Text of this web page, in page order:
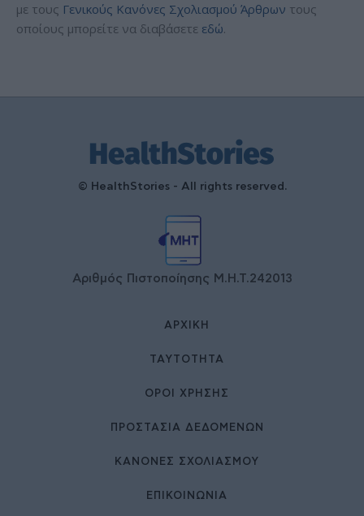
με τους Γενικούς Κανόνες Σχολιασμού Άρθρων τους
οποίους μπορείτε να διαβάσετε εδώ.
© HealthStories - All rights reserved.
Αριθμός Πιστοποίησης Μ.Η.Τ.242013
ΑΡΧΙΚΉ
ΤΑΥΤΌΤΗΤΑ
ΌΡΟΙ ΧΡΉΣΗΣ
ΠΡΟΣΤΑΣΙΑ ΔΕΔΟΜΕΝΩΝ
ΚΑΝΟΝΕΣ ΣΧΟΛΙΑΣΜΟΥ
ΕΠΙΚΟΙΝΩΝΊΑ